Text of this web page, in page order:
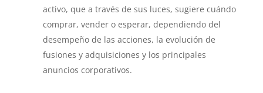
activo, que a través de sus luces, sugiere cuándo
comprar, vender o esperar, dependiendo del
desempeño de las acciones, la evolución de
fusiones y adquisiciones y los principales
anuncios corporativos.